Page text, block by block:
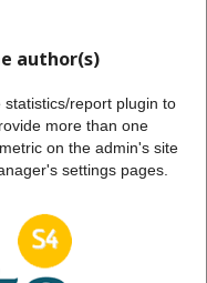
author(s)
report plugin to
more than one
on the admin's site
settings pages.